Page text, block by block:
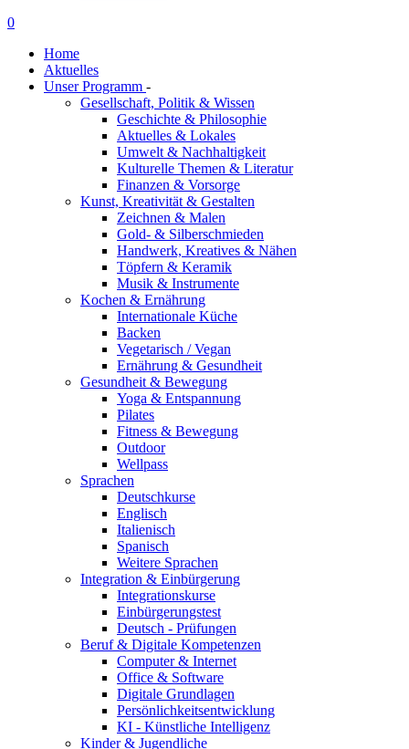
0
Home
Aktuelles
Unser Programm -
Gesellschaft, Politik & Wissen
Geschichte & Philosophie
Aktuelles & Lokales
Umwelt & Nachhaltigkeit
Kulturelle Themen & Literatur
Finanzen & Vorsorge
Kunst, Kreativität & Gestalten
Zeichnen & Malen
Gold- & Silberschmieden
Handwerk, Kreatives & Nähen
Töpfern & Keramik
Musik & Instrumente
Kochen & Ernährung
Internationale Küche
Backen
Vegetarisch / Vegan
Ernährung & Gesundheit
Gesundheit & Bewegung
Yoga & Entspannung
Pilates
Fitness & Bewegung
Outdoor
Wellpass
Sprachen
Deutschkurse
Englisch
Italienisch
Spanisch
Weitere Sprachen
Integration & Einbürgerung
Integrationskurse
Einbürgerungstest
Deutsch - Prüfungen
Beruf & Digitale Kompetenzen
Computer & Internet
Office & Software
Digitale Grundlagen
Persönlichkeitsentwicklung
KI - Künstliche Intelligenz
Kinder & Jugendliche